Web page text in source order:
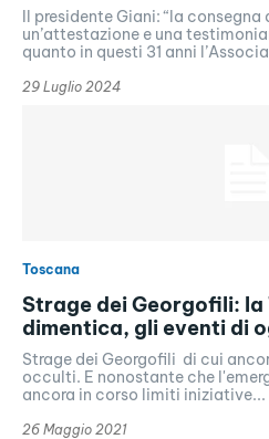
Il presidente Giani: “la consegna
un’attestazione e una
quanto in questi 31 anni
29 Luglio 2024
Toscana
Strage dei Georgofili: la
dimentica, gli eventi di
Strage dei Georgofili di cui
occulti. E nonostante che
ancora in corso limiti iniziative...
26 Maggio 2021